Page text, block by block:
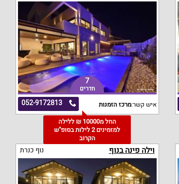
7
חדרים
052-9172813 איש קשר:מרכז הזמנות
החל מ10000 ₪ ללילה
למזמינים 2 לילות בסופ"ש
הקרוב
וילה פינה בנוף נוף כנרת